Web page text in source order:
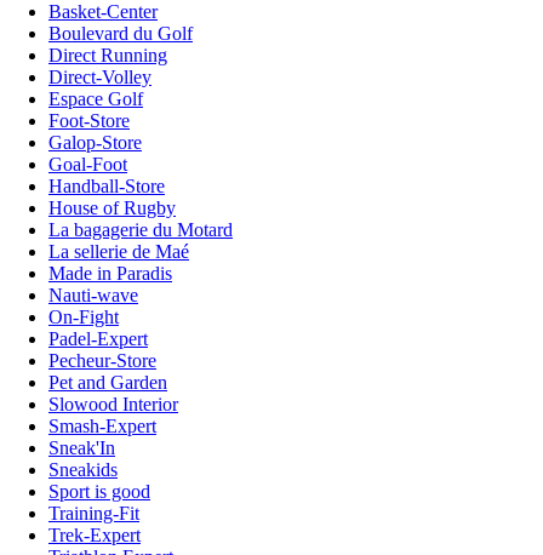
Basket-Center
Boulevard du Golf
Direct Running
Direct-Volley
Espace Golf
Foot-Store
Galop-Store
Goal-Foot
Handball-Store
House of Rugby
La bagagerie du Motard
La sellerie de Maé
Made in Paradis
Nauti-wave
On-Fight
Padel-Expert
Pecheur-Store
Pet and Garden
Slowood Interior
Smash-Expert
Sneak'In
Sneakids
Sport is good
Training-Fit
Trek-Expert